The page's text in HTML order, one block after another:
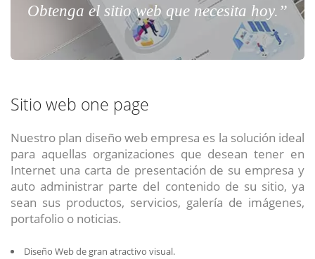
Obtenga el sitio web que necesita hoy.”
Sitio web one page
Nuestro plan diseño web empresa es la solución ideal
para aquellas organizaciones que desean tener en
Internet una carta de presentación de su empresa y
auto administrar parte del contenido de su sitio, ya
sean sus productos, servicios, galería de imágenes,
portafolio o noticias.
Diseño Web de gran atractivo visual.